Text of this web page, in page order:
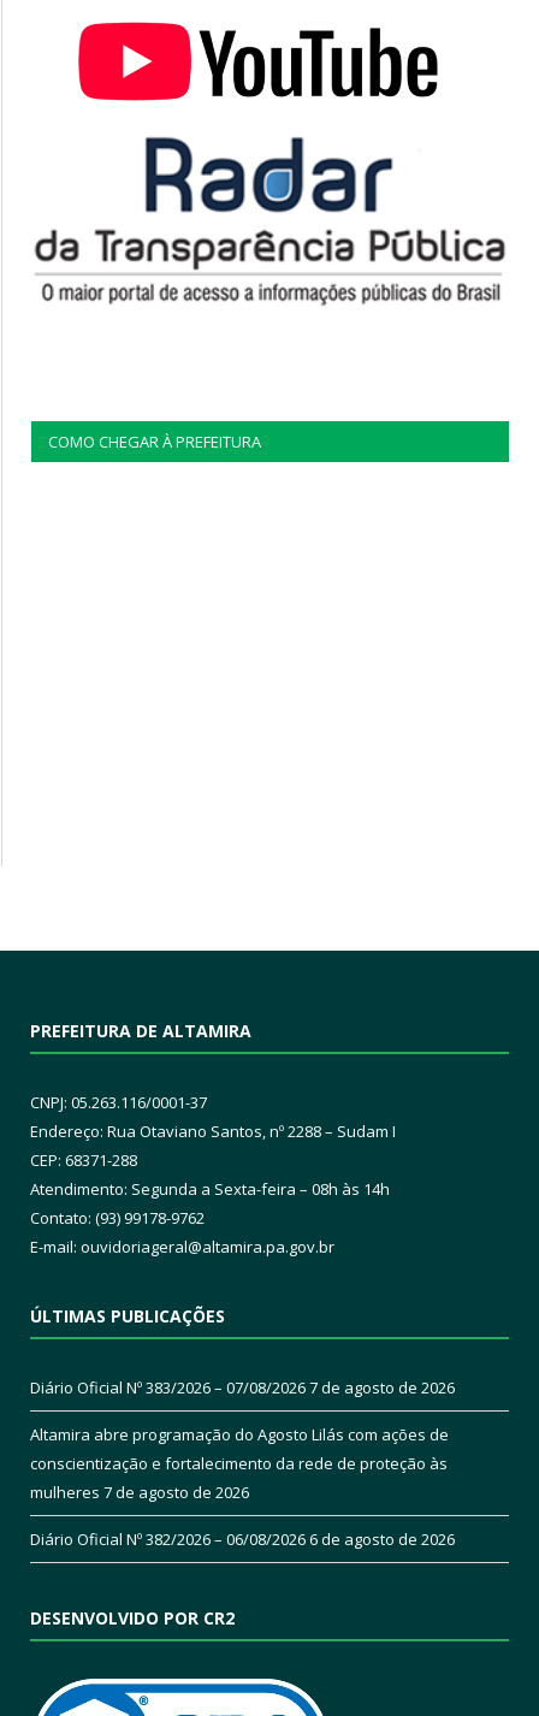
COMO CHEGAR À PREFEITURA
PREFEITURA DE ALTAMIRA
CNPJ: 05.263.116/0001-37
Endereço: Rua Otaviano Santos, nº 2288 – Sudam I
CEP: 68371-288
Atendimento: Segunda a Sexta-feira – 08h às 14h
Contato: (93) 99178-9762
E-mail: ouvidoriageral@altamira.pa.gov.br
ÚLTIMAS PUBLICAÇÕES
Diário Oficial Nº 383/2026 – 07/08/20267 de agosto de 2026
Altamira abre programação do Agosto Lilás com ações de
conscientização e fortalecimento da rede de proteção às
mulheres 7 de agosto de 2026
Diário Oficial Nº 382/2026 – 06/08/20266 de agosto de 2026
DESENVOLVIDO POR CR2